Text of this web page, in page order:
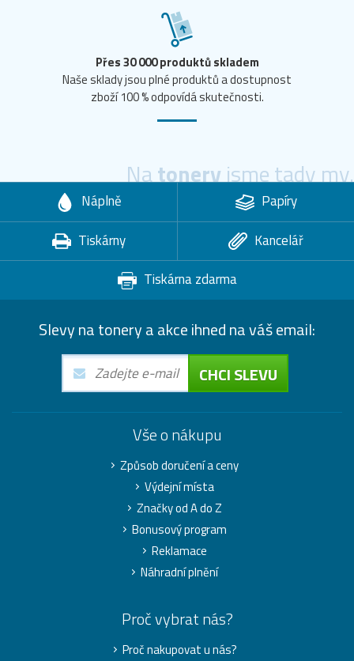
Přes 30 000 produktů skladem
Naše sklady jsou plné produktů a dostupnost
zboží 100 % odpovídá skutečnosti.
Natoneryjsme tady my.
Náplně
Papíry
Tiskárny
Kancelář
Tiskárna zdarma
Slevy na tonery a akce ihned na váš email:
CHCI SLEVU
Vše o nákupu
Způsob doručení a ceny
Výdejní místa
Značky od A do Z
Bonusový program
Reklamace
Náhradní plnění
Proč vybrat nás?
Proč nakupovat u nás?